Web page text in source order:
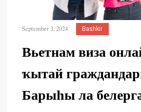
September 3, 2024 Bashkir
Вьетнам виза
ҡытай
Барыһы ла